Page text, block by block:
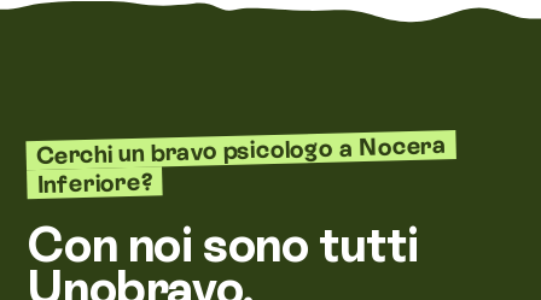
Cerchi un bravo psicologo a Nocera
Inferiore?
Con noi sono tutti
Unobravo.